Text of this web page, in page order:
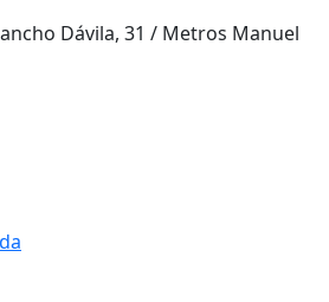
Dávila, 31 / Metros Manuel